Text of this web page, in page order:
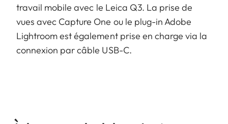
travail mobile avec le Leica Q3. La prise de
vues avec Capture One ou le plug-in Adobe
Lightroom est également prise en charge via la
connexion par câble USB-C.